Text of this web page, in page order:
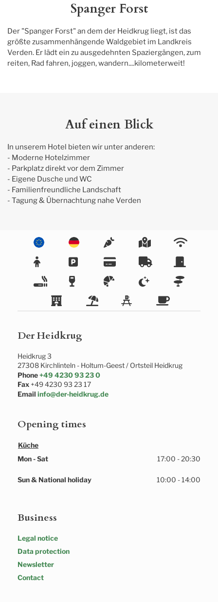
Spanger Forst
Der "Spanger Forst" an dem der Heidkrug liegt, ist das
größte zusammenhängende Waldgebiet im Landkreis
Verden. Er lädt ein zu ausgedehnten Spaziergängen, zum
reiten, Rad fahren, joggen, wandern....kilometerweit!
Auf einen Blick
In unserem Hotel bieten wir unter anderen:
- Moderne Hotelzimmer
- Parkplatz direkt vor dem Zimmer
- Eigene Dusche und WC
- Familienfreundliche Landschaft
- Tagung & Übernachtung nahe Verden
Der Heidkrug
Heidkrug 3
27308 Kirchlinteln - Holtum-Geest / Ortsteil Heidkrug
Phone+49 4230 93 23 0
Fax +49 4230 93 23 17
Email info@der-heidkrug.de
Opening times
Küche
Mon - Sat
17:00 - 20:30
Sun & National holiday 10:00 - 14:00
Business
Legal notice
Data protection
Newsletter
Contact